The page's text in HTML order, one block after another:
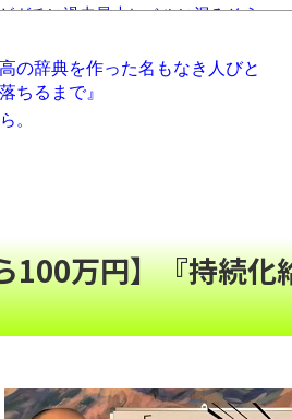
ガチに過去最大レベルに混みそう
プログラムリストを打ち込んだゲー
、詰む 情報提供が累計1万3600件超
モテるんだよ
最も取り返しのつかなかった失敗っ
の車からリアガラスが飛んでくる事
ガツンと冷やしてくれる「オホーツ
手術室の様子が公開される
「着替えられない」雑魚寝も…避難
の辞典を作った名もなき人びと
ちるまで』
。
100万円】『持続